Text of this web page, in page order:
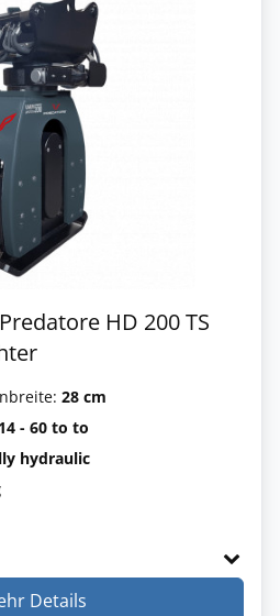
HD 200 TS
28 cm
14 - 60 to to
hydraulic
Details